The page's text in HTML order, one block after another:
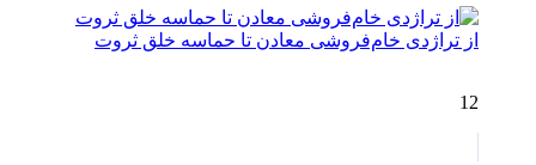
از تراژدی خام‌فروشی معادن تا حماسه خلق ثروت
12